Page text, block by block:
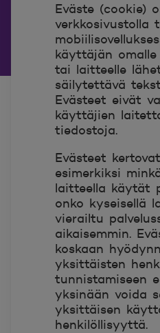
Eväste (cookie)
verkkosivustolla
käyttäjän
tai laitteelle
säilytettävä
Evästeet eivät
käyttäjien
tiedostoja.
Evästeet
esimerkiksi
laitteella käytät
onko kyseisellä
vierailtu
aikaisemmin.
koskaan
yksittäisten
tunnistamiseen
yksinään voida
yksittäisen
henkilöllisyyttä.